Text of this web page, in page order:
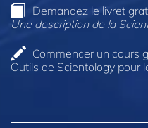
Demandez le livret
Une description de la
Commencer un cours
Outils de Scientology pour